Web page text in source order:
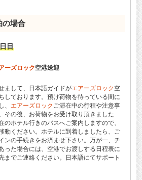
の場合
目
ーズロック空港送迎
まして、日本語ガイドがエアーズロック 空
しております。預け荷物を待っている間に
、 エアーズロック ご滞在中の行程や注意事
その後、お荷物をお受け取り頂きました
のホテル行きのバスへご案内しますので、
動ください。ホテルに到着しましたら、ご
ンの手続きをお済ませ下さい。万が一、チ
った場合には、空港でお渡しする日程表に
までご連絡ください。日本語にてサポート